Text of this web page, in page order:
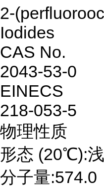
2-
Iodides
CAS No.
2043-53-0
EINECS
218-053-5
物理性质
形态 (20℃):
分子量:574.0